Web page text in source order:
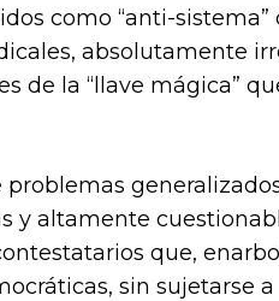
como “anti-sistema”
absolutamente
de la “llave mágica”
y altamente
que,
sin sujetarse a